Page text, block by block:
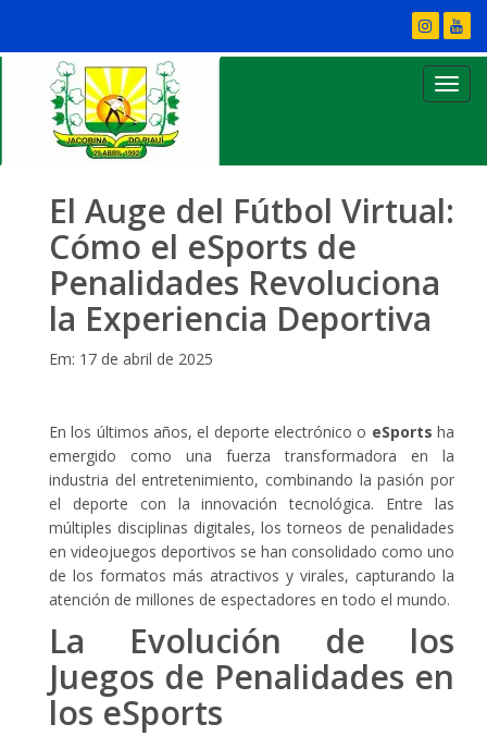
El Auge del Fútbol Virtual:
Cómo el eSports de
Penalidades Revoluciona
la Experiencia Deportiva
Em: 17 de abril de 2025
En los últimos años, el deporte electrónico o eSports ha
emergido como una fuerza transformadora en la
industria del entretenimiento, combinando la pasión por
el deporte con la innovación tecnológica. Entre las
múltiples disciplinas digitales, los torneos de penalidades
en videojuegos deportivos se han consolidado como uno
de los formatos más atractivos y virales, capturando la
atención de millones de espectadores en todo el mundo.
La Evolución de los
Juegos de Penalidades en
los eSports